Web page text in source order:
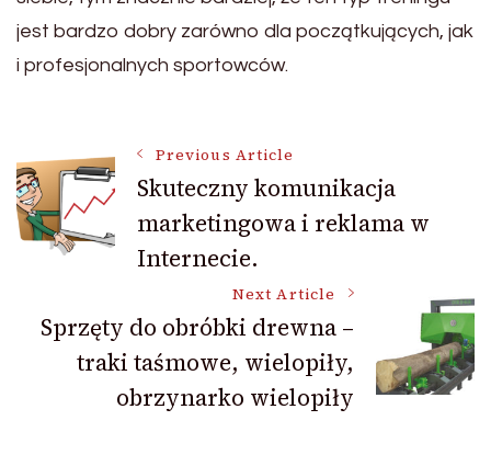
jest bardzo dobry zarówno dla początkujących, jak
i profesjonalnych sportowców.
Post
Navigation
Previous Article
Skuteczny komunikacja
marketingowa i reklama w
Internecie.
Next Article
Sprzęty do obróbki drewna –
traki taśmowe, wielopiły,
obrzynarko wielopiły